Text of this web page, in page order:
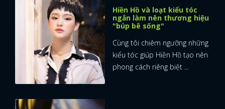
Hiền Hồ và loạt kiểu tóc
ngắn làm nên thương hiệu
"búp bê sống"
Cùng tôi chiêm ngưỡng những
kiểu tóc giúp Hiền Hồ tạo nên
phong cách riêng biệt ...